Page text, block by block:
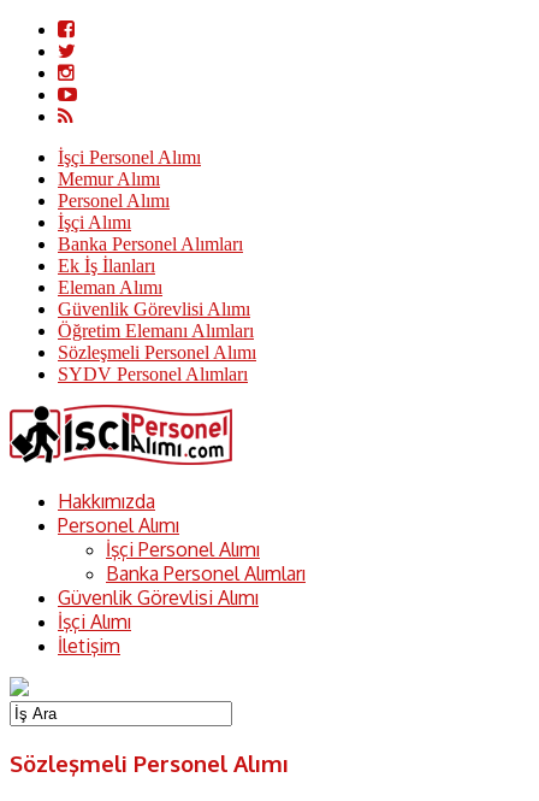
İşçi Personel Alımı
Memur Alımı
Personel Alımı
İşçi Alımı
Banka Personel Alımları
Ek İş İlanları
Eleman Alımı
Güvenlik Görevlisi Alımı
Öğretim Elemanı Alımları
Sözleşmeli Personel Alımı
SYDV Personel Alımları
Hakkımızda
Personel Alımı
İşçi Personel Alımı
Banka Personel Alımları
Güvenlik Görevlisi Alımı
İşçi Alımı
İletişim
Sözleşmeli Personel Alımı